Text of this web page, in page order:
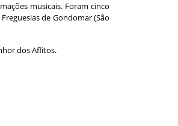
musicais. Foram cinco
de Gondomar (São
dos Aflitos.